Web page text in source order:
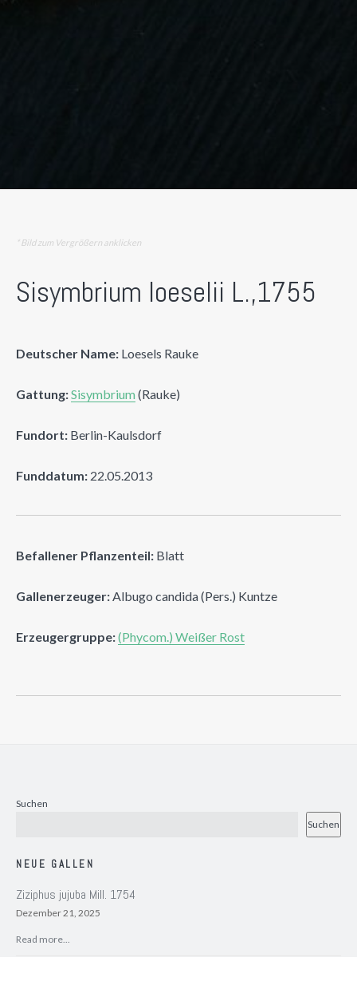
* Bild zum Vergrößern anklicken
Sisymbrium loeselii L.,1755
Deutscher Name: Loesels Rauke
Gattung:Sisymbrium (Rauke)
Fundort: Berlin-Kaulsdorf
Funddatum: 22.05.2013
Befallener Pflanzenteil: Blatt
Gallenerzeuger: Albugo candida (Pers.) Kuntze
Erzeugergruppe:(Phycom.) Weißer Rost
Suchen
Suchen
NEUE GALLEN
Ziziphus jujuba Mill. 1754
Dezember 21, 2025
Read more...